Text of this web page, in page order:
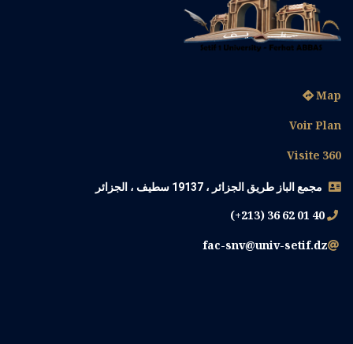
Map
Voir Plan
Visite 360
مجمع الباز طريق الجزائر ، 19137 سطيف ، الجزائر
(+213) 36 62 01 40
fac-snv@univ-setif.dz